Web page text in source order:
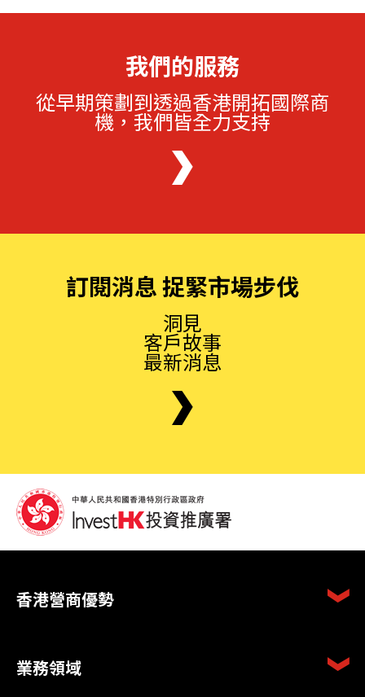
我們的服務
從早期策劃到透過香港開拓國際商
機，我們皆全力支持
訂閱消息 捉緊市場步伐
洞見
客戶故事
最新消息
香港營商優勢
業務領域